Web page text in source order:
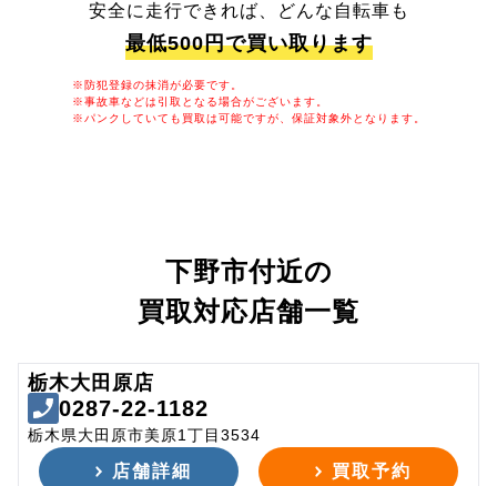
安全に走行できれば、どんな自転車も
最低500円で買い取ります
※防犯登録の抹消が必要です。
※事故車などは引取となる場合がございます。
※パンクしていても買取は可能ですが、保証対象外となります。
下野市付近の
買取対応店舗一覧
栃木大田原店
0287-22-1182
栃木県大田原市美原1丁目3534
店舗詳細 買取予約